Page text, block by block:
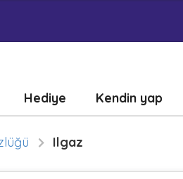
Hediye Kendin yap
Ilgaz